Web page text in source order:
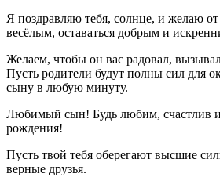
Я поздравляю тебя, солнце, и желаю
весёлым, оставаться добрым и
Желаем, чтобы он вас радовал,
Пусть родители будут полны сил для
сыну в любую минуту.
Любимый сын! Будь любим, счастлив
рождения!
Пусть твой тебя оберегают высшие
верные друзья.